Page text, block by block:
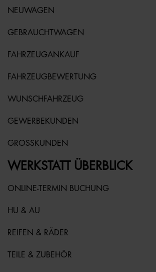
NEUWAGEN
GEBRAUCHTWAGEN
FAHRZEUGANKAUF
FAHRZEUGBEWERTUNG
WUNSCHFAHRZEUG
GEWERBEKUNDEN
GROSSKUNDEN
WERKSTATT ÜBERBLICK
ONLINE-TERMIN BUCHUNG
HU & AU
REIFEN & RÄDER
TEILE & ZUBEHÖR